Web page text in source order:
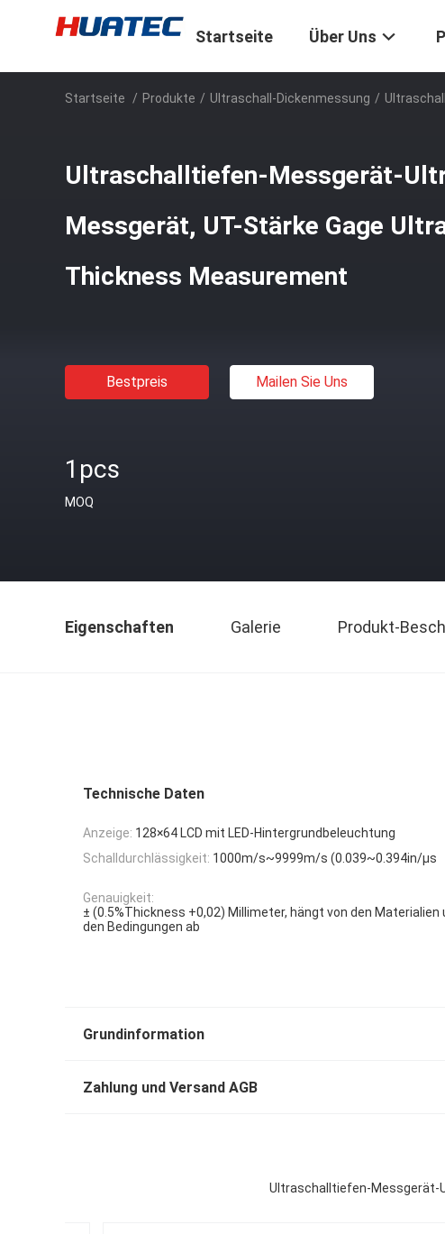
Startseite Über Uns
Startseite / Produkte / Ultraschall-Dickenmessung /
Ultraschalltiefen-Messgerät-
Messgerät, UT-Stärke Gage
Thickness Measurement
Bestpreis Mailen Sie Uns
1pcs
MOQ
Eigenschaften Galerie Produkt-
Technische Daten
Anzeige: 128×64 LCD mit LED-Hintergrundbeleuchtung
Schalldurchlässigkeit: 1000m/s~9999m/s (0.039~0.394in/µs
Genauigkeit:
± (0.5%Thickness +0,02) Millimeter, hängt von den Materialien
den Bedingungen ab
Grundinformation
Zahlung und Versand AGB
Ultraschalltiefen-Messgerät-